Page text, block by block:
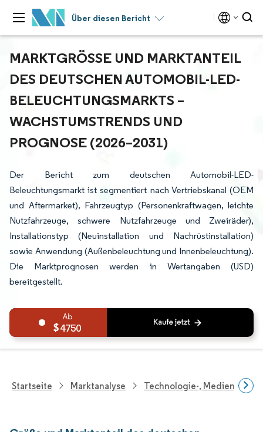
Über diesen Bericht
MARKTGRÖSSE UND MARKTANTEIL D
ES DEUTSCHEN AUTOMOBIL-LED-B
ELEUCHTUNGSMARKTS – W
ACHSTUMSTRENDS UND P
ROGNOSE (2026–2031)
Der Bericht zum deutschen Automobil-LED-
Beleuchtungsmarkt ist segmentiert nach Vertriebskanal (OEM
und Aftermarket), Fahrzeugtyp (Personenkraftwagen, leichte
Nutzfahrzeuge, schwere Nutzfahrzeuge und Zweiräder),
Installationstyp (Neuinstallation und Nachrüstinstallation)
sowie Anwendung (Außenbeleuchtung und Innenbeleuchtung).
Die Marktprognosen werden in Wertangaben (USD)
bereitgestellt.
4750
Startseite Marktanalyse Technologie-, Medien- Und